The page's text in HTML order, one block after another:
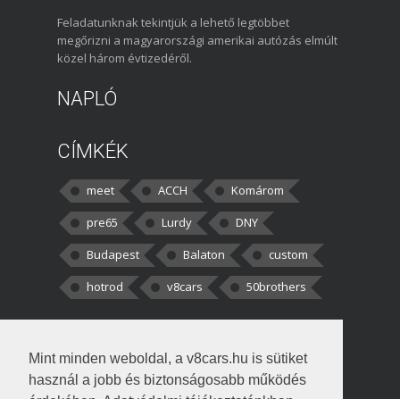
Mint minden weboldal, a v8cars.hu is sütiket
használ a jobb és biztonságosabb működés
Feladatunknak tekintjük a lehető legtöbbet
megőrizni a magyarországi amerikai autózás elmúlt
közel három évtizedéről.
NAPLÓ
CÍMKÉK
meet ACCH
Komárom
pre65
Lurdy
DNY
Budapest
Balaton
custom
hotrod
v8cars 50brothers
kortisz:Elszúrtam! Én csak két
darabbaal számoltam. Nem tudtam, hogy fél autót,